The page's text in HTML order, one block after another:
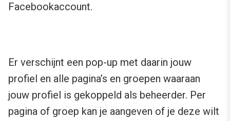
Facebookaccount.
Er verschijnt een pop-up met daarin jouw
profiel en alle pagina’s en groepen waaraan
jouw profiel is gekoppeld als beheerder. Per
pagina of groep kan je aangeven of je deze wilt